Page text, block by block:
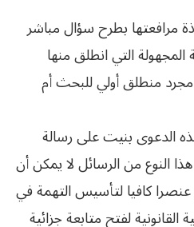
مرافعتها بطرح سؤال مباشر
المجهولة التي انطلق منها
منطلق أولي للبحث أم
الدعوى بنيت على رسالة
النوع من الرسائل لا يمكن أن
كافيا لتأسيس التهمة في
لفتح متابعة جزائية